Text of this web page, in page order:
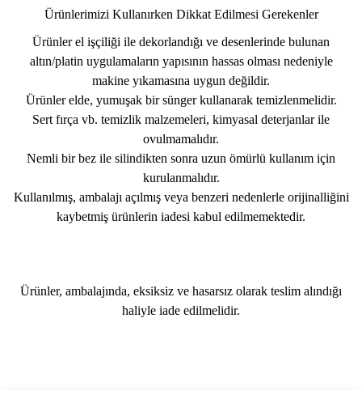
Ürünlerimizi Kullanırken Dikkat Edilmesi Gerekenler
Ürünler el işçiliği ile dekorlandığı ve desenlerinde bulunan
altın/platin uygulamaların yapısının hassas olması nedeniyle
makine yıkamasına uygun değildir.
Ürünler elde, yumuşak bir sünger kullanarak temizlenmelidir.
Sert fırça vb. temizlik malzemeleri, kimyasal deterjanlar ile
ovulmamalıdır.
Nemli bir bez ile silindikten sonra uzun ömürlü kullanım için
kurulanmalıdır.
Kullanılmış, ambalajı açılmış veya benzeri nedenlerle orijinalliğini
kaybetmiş ürünlerin iadesi kabul edilmemektedir.
Ürünler, ambalajında, eksiksiz ve hasarsız olarak teslim alındığı
haliyle iade edilmelidir.